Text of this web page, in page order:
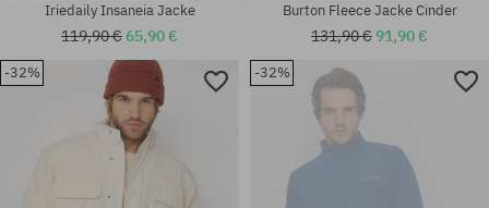
Verfügbare Größen:
Verfügbare Größen:
Iriedaily Insaneia Jacke
119,90 €65,90 €
Burton Fleece Jacke Cinder
131,90 €91,90 €
-32% -32%